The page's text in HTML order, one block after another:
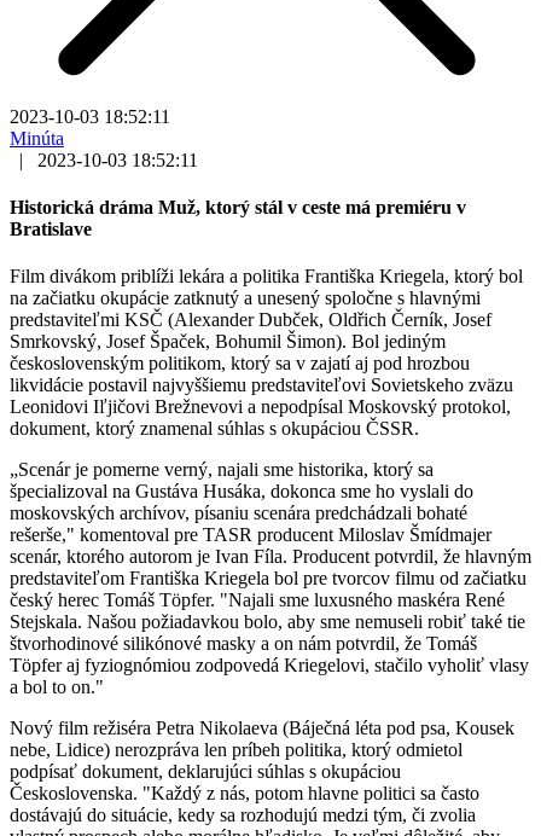
2023-10-03 18:52:11
Minúta
|
2023-10-03 18:52:11
Historická dráma Muž, ktorý stál v ceste má premiéru v
Bratislave
Film divákom priblíži lekára a politika Františka Kriegela, ktorý bol
na začiatku okupácie zatknutý a unesený spoločne s hlavnými
predstaviteľmi KSČ (Alexander Dubček, Oldřich Černík, Josef
Smrkovský, Josef Špaček, Bohumil Šimon). Bol jediným
československým politikom, ktorý sa v zajatí aj pod hrozbou
likvidácie postavil najvyššiemu predstaviteľovi Sovietskeho zväzu
Leonidovi Iľjičovi Brežnevovi a nepodpísal Moskovský protokol,
dokument, ktorý znamenal súhlas s okupáciou ČSSR.
„Scenár je pomerne verný, najali sme historika, ktorý sa
špecializoval na Gustáva Husáka, dokonca sme ho vyslali do
moskovských archívov, písaniu scenára predchádzali bohaté
rešerše," komentoval pre TASR producent Miloslav Šmídmajer
scenár, ktorého autorom je Ivan Fíla. Producent potvrdil, že hlavným
predstaviteľom Františka Kriegela bol pre tvorcov filmu od začiatku
český herec Tomáš Töpfer. "Najali sme luxusného maskéra René
Stejskala. Našou požiadavkou bolo, aby sme nemuseli robiť také tie
štvorhodinové silikónové masky a on nám potvrdil, že Tomáš
Töpfer aj fyziognómiou zodpovedá Kriegelovi, stačilo vyholiť vlasy
a bol to on."
Nový film režiséra Petra Nikolaeva (Báječná léta pod psa, Kousek
nebe, Lidice) nerozpráva len príbeh politika, ktorý odmietol
podpísať dokument, deklarujúci súhlas s okupáciou
Československa. "Každý z nás, potom hlavne politici sa často
dostávajú do situácie, kedy sa rozhodujú medzi tým, či zvolia